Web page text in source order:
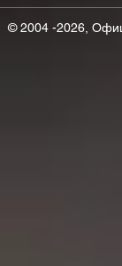
© 2004 -2026,